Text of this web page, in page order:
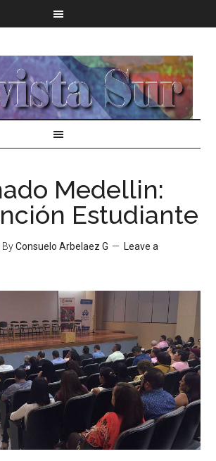
Medellin:
Estudiante
ByConsuelo Arbelaez G
Leave a